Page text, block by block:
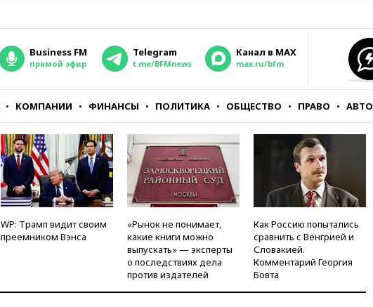
Business FM
прямой эфир
Telegram
t.me/BFMnews
Канал в MAX
max.ru/bfm
КОМПАНИИ ФИНАНСЫ ПОЛИТИКА ОБЩЕСТВО ПРАВО АВТО
WP: Трамп видит своим
преемником Вэнса
«Рынок не понимает,
какие книги можно
выпускать» — эксперты
о последствиях дела
против издателей
Как Россию попытались
сравнить с Венгрией и
Словакией.
Комментарий Георгия
Бовта